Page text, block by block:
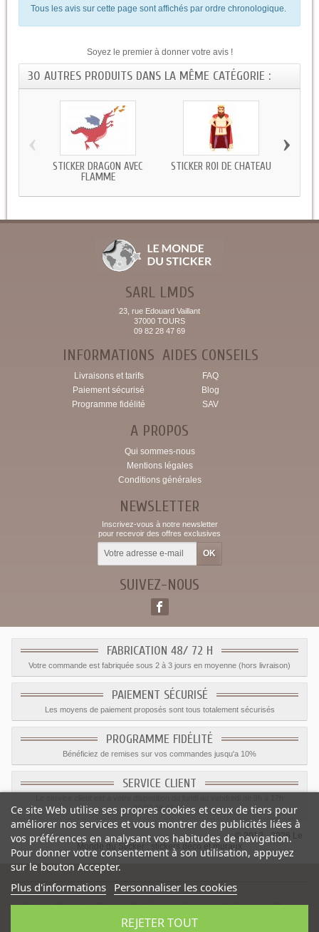
Tous les avis sur cette page sont affichés par ordre chronologique.
Soyez le premier à donner votre avis !
30 AUTRES PRODUITS DANS LA MÊME CATÉGORIE :
STICKER DRAGON AVEC
FLAMME
STICKER ROI DE CHATEAU
‹ ›
SARL LMDS
23, rue Edouard Vaillant
37000 TOURS
09 82 28 47 69
INFORMATIONS
Livraisons et tarifs
Paiement sécurisé
Programme fidélité
AIDES CONSEILS
FAQ
Blog
SAV
A PROPOS
Qui sommes-nous
Mentions légales
Conditions générales
NEWSLETTER
Inscrivez-vous à notre newsletter
pour recevoir des offres exclusives
SUIVEZ-NOUS
FABRICATION 48/ 72 H
Votre commande est fabriquée sous 2 à 3 jours en moyenne (hors livraison)
PAIEMENT SÉCURISÉ
Les moyens de paiement proposés sont tous totalement sécurisés
PROGRAMME FIDÉLITÉ
Bénéficiez de remises sur vos commandes jusqu'a 10%
SERVICE CLIENT
09.82.28.47.69.
© 2012 - 2026 Le
Monde du Sticker :
stickers déco et muraux
Sticker Chambre Reine-Catégorie:Chevalier & Dragons-Prix:
1.59€
Ce site Web utilise ses propres cookies et ceux de tiers pour
améliorer nos services et vous montrer des publicités liées à
vos préférences en analysant vos habitudes de navigation.
Pour donner votre consentement à son utilisation, appuyez
sur le bouton Accepter.
Plus d'informations Personnaliser les cookies
REJETER TOUT